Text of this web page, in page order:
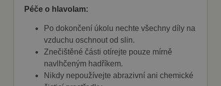
Péče o hlavolam:
Po dokončení úkolu nechte všechny díly na
vzduchu oschnout od slin.
Znečištěné části otírejte pouze mírně
navlhčeným hadříkem.
Nikdy nepoužívejte abrazivní ani chemické
Google), aby
zjistila, zda
webu
cookie.